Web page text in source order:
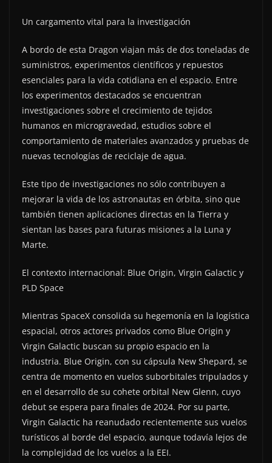
Un cargamento vital para la investigación
A bordo de esta Dragon viajan más de dos toneladas de
suministros, experimentos científicos y repuestos
esenciales para la vida cotidiana en el espacio. Entre
los experimentos destacados se encuentran
investigaciones sobre el crecimiento de tejidos
humanos en microgravedad, estudios sobre el
comportamiento de materiales avanzados y pruebas de
nuevas tecnologías de reciclaje de agua.
Este tipo de investigaciones no sólo contribuyen a
mejorar la vida de los astronautas en órbita, sino que
también tienen aplicaciones directas en la Tierra y
sientan las bases para futuras misiones a la Luna y
Marte.
El contexto internacional: Blue Origin, Virgin Galactic y
PLD Space
Mientras SpaceX consolida su hegemonía en la logística
espacial, otros actores privados como Blue Origin y
Virgin Galactic buscan su propio espacio en la
industria. Blue Origin, con su cápsula New Shepard, se
centra de momento en vuelos suborbitales tripulados y
en el desarrollo de su cohete orbital New Glenn, cuyo
debut se espera para finales de 2024. Por su parte,
Virgin Galactic ha reanudado recientemente sus vuelos
turísticos al borde del espacio, aunque todavía lejos de
la complejidad de los vuelos a la EEI.